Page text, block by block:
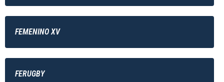
FEMENINO XV
FERUGBY